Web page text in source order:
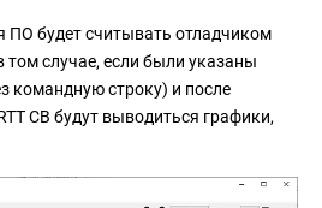
ПО будет считывать отладчиком
случае, если были указаны
командную строку) и после
CB будут выводиться графики,